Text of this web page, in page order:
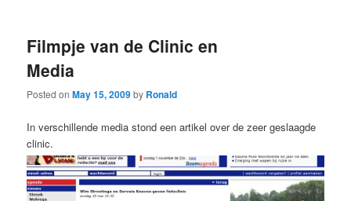
Filmpje van de Clinic en
Media
Posted onMay 15, 2009by Ronald
In verschillende media stond een artikel over de zeer geslaagde
clinic.